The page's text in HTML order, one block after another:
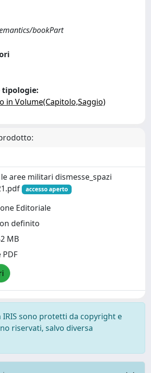
bookPart
tipologie:
in Volume(Capitolo,Saggio)
aree militari dismesse_spazi
accesso aperto
Editoriale
definito
MB
sono protetti da copyright e
riservati, salvo diversa